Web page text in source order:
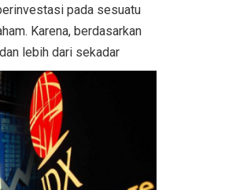
pada sesuatu
Karena, berdasarkan
lebih dari sekadar